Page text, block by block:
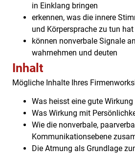
in Einklang bringen
erkennen, was die innere
und Körpersprache zu tun hat
können nonverbale Signale
wahrnehmen und deuten
Inhalt
Mögliche Inhalte Ihres
Was heisst eine gute Wirkung
Was Wirkung mit
Wie die nonverbale,
Kommunikationsebene
Die Atmung als Grundlage